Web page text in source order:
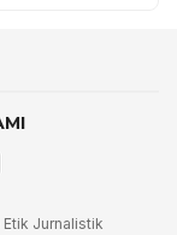
Jurnalistik